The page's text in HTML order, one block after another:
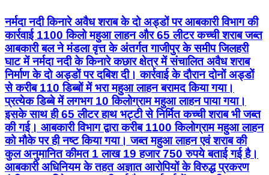
नर्मदा नदी किनारे अवैध शराब के दो अड्डों पर आबकारी विभाग की
कार्रवाई 1100 किलो महुआ लाहन और 65 लीटर कच्ची शराब जब्त
आबकारी बल ने मंडला वृत्त के अंतर्गत गाजीपुर के समीप जिलहरी
घाट में नर्मदा नदी के किनारे कछार क्षेत्र में संचालित अवैध शराब
निर्माण के दो अड्डों पर दबिश दी। कार्रवाई के दौरान दोनों अड्डों
से करीब 110 डिब्बों में भरा महुआ लाहन बरामद किया गया।
प्रत्येक डिब्बे में लगभग 10 किलोग्राम महुआ लाहन पाया गया।
इसके साथ ही 65 लीटर हाथ भट्टी से निर्मित कच्ची शराब भी जब्त
की गई। आबकारी विभाग द्वारा करीब 1100 किलोग्राम महुआ लाहन
को मौके पर ही नष्ट किया गया। जब्त महुआ लाहन एवं शराब की
कुल अनुमानित कीमत 1 लाख 19 हजार 750 रुपये बताई गई है।
आबकारी अधिनियम के तहत अज्ञात आरोपियों के विरुद्ध प्रकरण